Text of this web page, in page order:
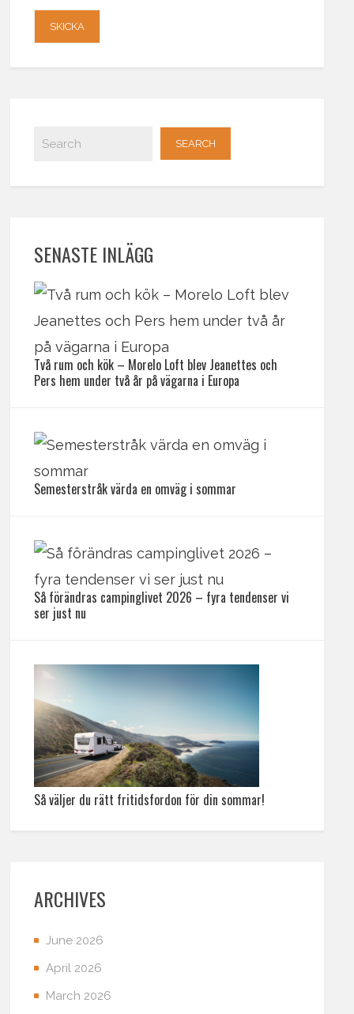
SENASTE INLÄGG
Två rum och kök – Morelo Loft blev Jeanettes och
Pers hem under två år på vägarna i Europa
Semesterstråk värda en omväg i sommar
Så förändras campinglivet 2026 – fyra tendenser vi
ser just nu
Så väljer du rätt fritidsfordon för din sommar!
ARCHIVES
June 2026
April 2026
March 2026